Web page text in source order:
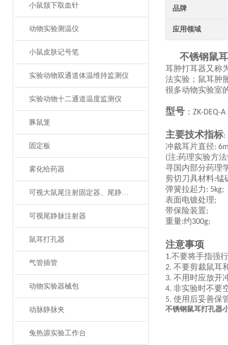
小鼠颔下取血针
动物实验测温仪
小鼠皮肤记号笔
实验动物双通道体温维持监测仪
实验动物十二通道温度监测仪
豚鼠笼
固定板
雾化给药器
可视大鼠尾注射固定器、尾静脉注射
可视尾静脉注射器
鼠耳打孔器
气管插管
动物实验器械包
动脉静脉夹
兔热源实验工作台
品牌
应用领域
不锈钢鼠
耳肿打耳器又称
法实验；鼠耳肿
很多动物实验室
型号 ： ZK-DEQ-A
主要技术指标:
冲裁耳片直径:
(注:药理实验方
寻国内部分药理
剪切刀具材料:锰
弹簧拉起力: 5kg;
表面电镀处理;
带保险装置;
重量:约300g;
注意事项
1.不要将手指强
2. 不要剪裁鼠耳
3. 不用时应放开
4. 非实验时不要
5. 使用后妥善保
不锈钢鼠耳打孔器